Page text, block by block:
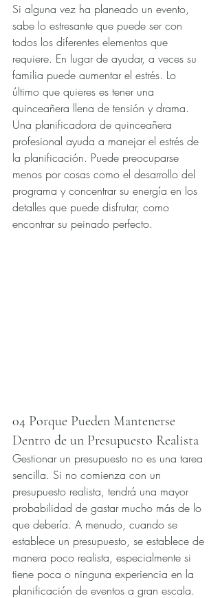
Si alguna vez ha planeado un evento,
sabe lo estresante que puede ser con
todos los diferentes elementos que
requiere. En lugar de ayudar, a veces su
familia puede aumentar el estrés. Lo
último que quieres es tener una
quinceañera llena de tensión y drama.
Una planificadora de quinceañera
profesional ayuda a manejar el estrés de
la planificación. Puede preocuparse
menos por cosas como el desarrollo del
programa y concentrar su energía en los
detalles que puede disfrutar, como
encontrar su peinado perfecto.
04 Porque Pueden Mantenerse
Dentro de un Presupuesto Realista
Gestionar un presupuesto no es una tarea
sencilla. Si no comienza con un
presupuesto realista, tendrá una mayor
probabilidad de gastar mucho más de lo
que debería. A menudo, cuando se
establece un presupuesto, se establece de
manera poco realista, especialmente si
tiene poca o ninguna experiencia en la
planificación de eventos a gran escala.